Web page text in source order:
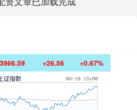
3966.59 +26.56 +0.67%